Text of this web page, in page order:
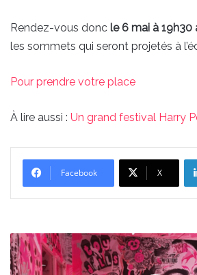
Rendez-vous donc le 6 mai à 19h30
les sommets qui seront projetés à
Pour prendre votre place
À lire aussi : Un grand festival Harry
Facebook X
Le
plus
grand